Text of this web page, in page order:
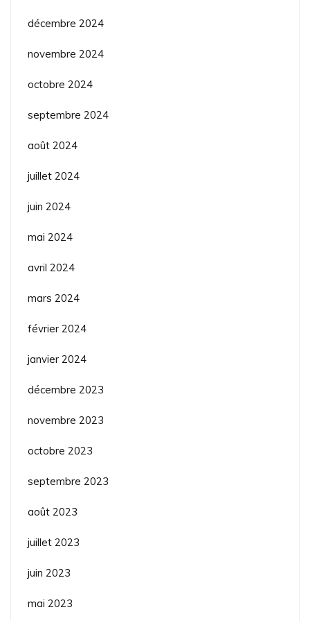
décembre 2024
novembre 2024
octobre 2024
septembre 2024
août 2024
juillet 2024
juin 2024
mai 2024
avril 2024
mars 2024
février 2024
janvier 2024
décembre 2023
novembre 2023
octobre 2023
septembre 2023
août 2023
juillet 2023
juin 2023
mai 2023